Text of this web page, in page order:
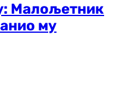
Малољетник
му